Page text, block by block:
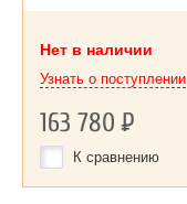
Нет в наличии
Узнать о поступлении
163 780Р
К сравнению